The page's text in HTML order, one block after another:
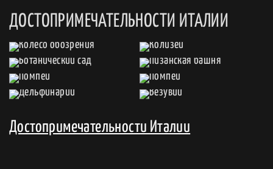
ДОСТОПРИМЕЧАТЕЛЬНОСТИ ИТАЛИИ
Достопримечательности Италии